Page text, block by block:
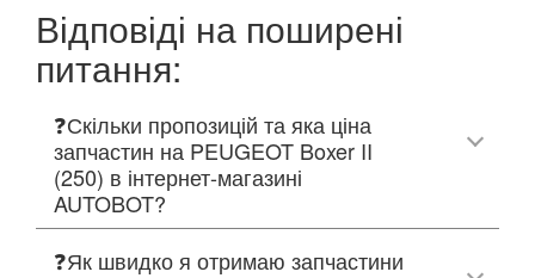
Відповіді на поширені
питання:
❓Скільки пропозицій та яка ціна
запчастин на PEUGEOT Boxer II
(250) в інтернет-магазині
AUTOBOT?
❓Як швидко я отримаю запчастини